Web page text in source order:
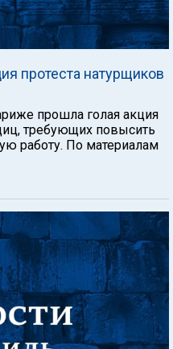
протеста натурщиков
прошла голая акция
требующих повысить
работу. По материалам